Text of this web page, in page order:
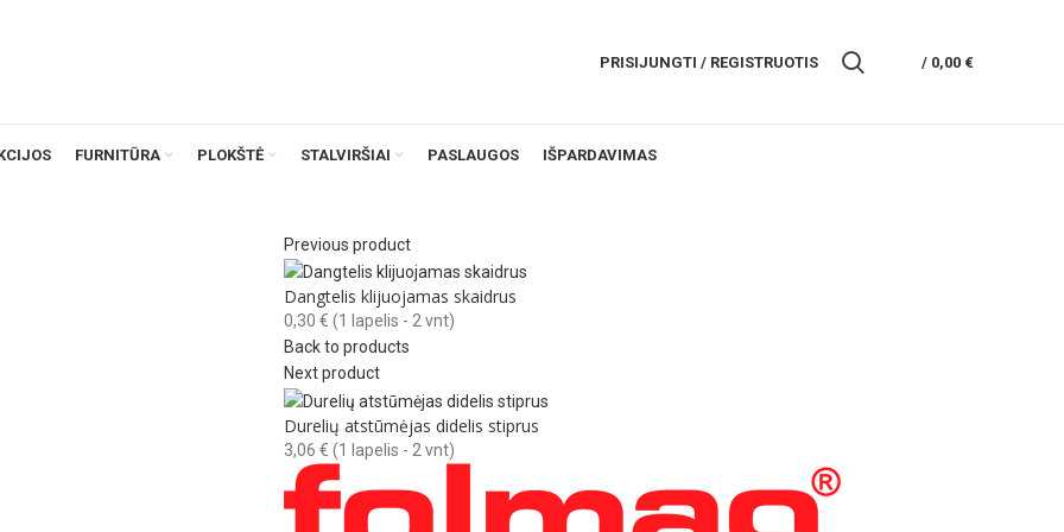
PRISIJUNGTI / REGISTRUOTIS / 0,00 €
FURNITŪRA PLOKŠTĖ STALVIRŠIAI PASLAUGOS IŠPARDAVIMAS
Previous product
Dangtelis klijuojamas skaidrus
0,30 € (1 lapelis - 2 vnt)
Back to products
Next product
Durelių atstūmėjas didelis stiprus
3,06 € (1 lapelis - 2 vnt)